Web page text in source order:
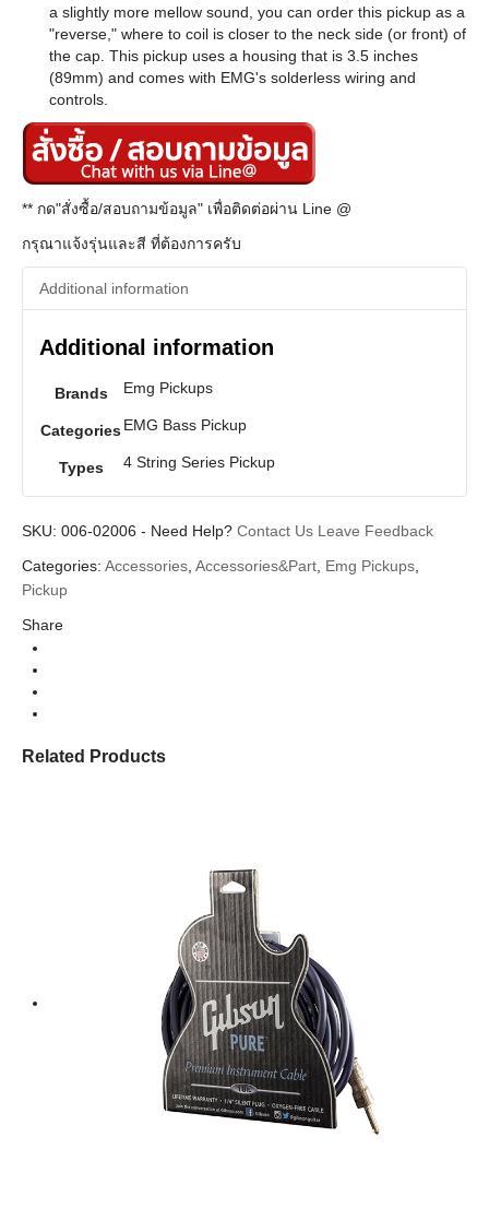
a slightly more mellow sound, you can order this pickup as a
"reverse," where to coil is closer to the neck side (or front) of
the cap. This pickup uses a housing that is 3.5 inches
(89mm) and comes with EMG's solderless wiring and
controls.
** กด"สั่งซื้อ/สอบถามข้อมูล" เพื่อติดต่อผ่าน Line @
กรุณาแจ้งรุ่นและสี ที่ต้องการครับ
Additional information
Additional information
Brands Emg Pickups
CategoriesEMG Bass Pickup
Types 4 String Series Pickup
SKU: 006-02006 - Need Help? Contact Us Leave Feedback
Categories: Accessories Accessories&Part Emg Pickups
Pickup
Share
Related Products